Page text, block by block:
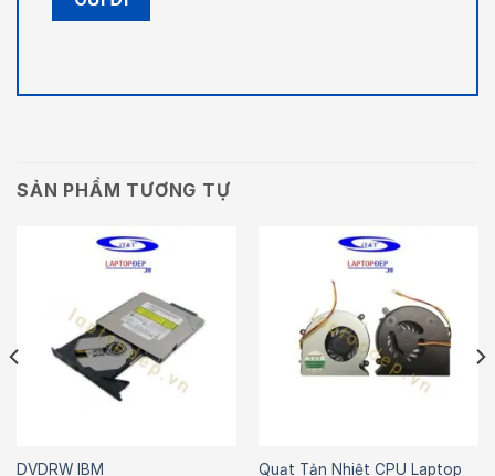
SẢN PHẨM TƯƠNG TỰ
DVDRW IBM
Quạt Tản Nhiệt CPU Laptop